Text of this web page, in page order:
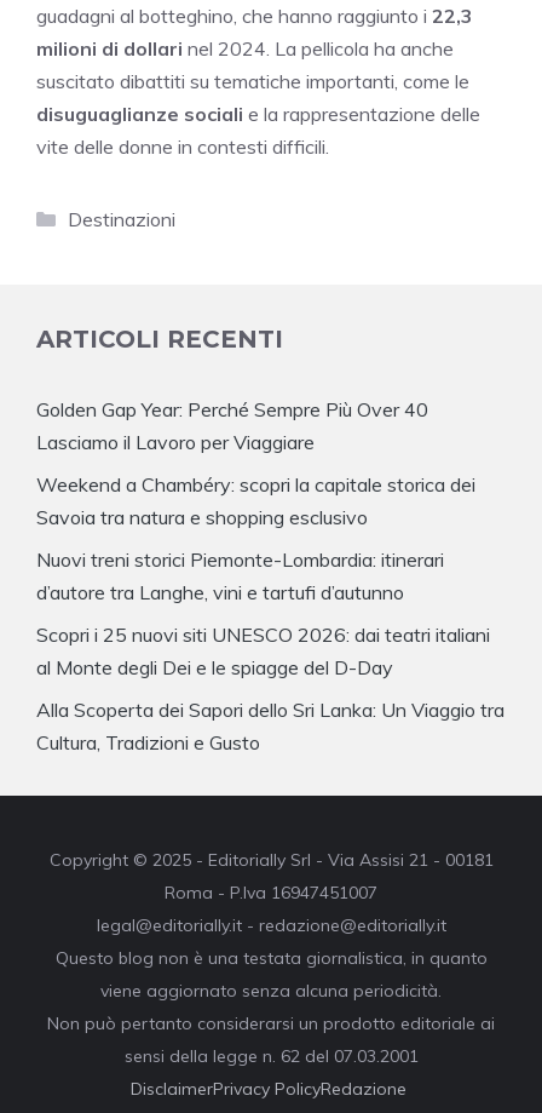
guadagni al botteghino, che hanno raggiunto i 22,3
milioni di dollari nel 2024. La pellicola ha anche
suscitato dibattiti su tematiche importanti, come le
disuguaglianze sociali e la rappresentazione delle
vite delle donne in contesti difficili.
Categorie
Destinazioni
ARTICOLI RECENTI
Golden Gap Year: Perché Sempre Più Over 40
Lasciamo il Lavoro per Viaggiare
Weekend a Chambéry: scopri la capitale storica dei
Savoia tra natura e shopping esclusivo
Nuovi treni storici Piemonte-Lombardia: itinerari
d’autore tra Langhe, vini e tartufi d’autunno
Scopri i 25 nuovi siti UNESCO 2026: dai teatri italiani
al Monte degli Dei e le spiagge del D-Day
Alla Scoperta dei Sapori dello Sri Lanka: Un Viaggio tra
Cultura, Tradizioni e Gusto
Copyright © 2025 - Editorially Srl - Via Assisi 21 - 00181
Roma - P.Iva 16947451007
legal@editorially.it - redazione@editorially.it
Questo blog non è una testata giornalistica, in quanto
viene aggiornato senza alcuna periodicità.
Non può pertanto considerarsi un prodotto editoriale ai
sensi della legge n. 62 del 07.03.2001
DisclaimerPrivacy PolicyRedazione